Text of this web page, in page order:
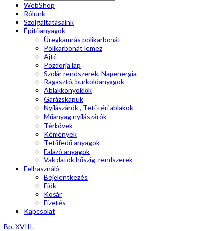
WebShop
Rólunk
Szolgáltatásaink
Épitőanyagok
Üregkamrás polikarbonát
Polikarbonát lemez
Ajtó
Pozdorja lap
Szolár rendszerek, Napenergia
Ragasztó, burkolóanyagok
Ablakkönyöklők
Garázskapuk
Nyílászárók , Tetőtéri ablakok
Műanyag nyílászárók
Térkövek
Kémények
Tetőfedő anyagok
Falazó anyagok
Vakolatok hőszig. rendszerek
Felhasználó
Bejelentkezés
Fiók
Kosár
Fizetés
Kapcsolat
Bp. XVIII.